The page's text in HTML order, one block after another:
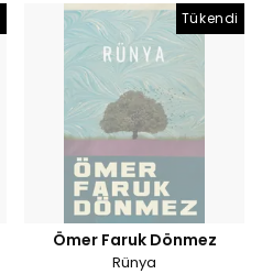
Tükendi
Ömer Faruk Dönmez
Rünya